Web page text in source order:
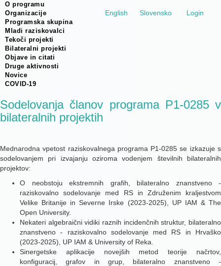
Login
English Slovensko
O programu
Organizacije
Programska skupina
Mladi raziskovalci
Tekoči projekti
Bilateralni projekti
Objave in citati
Druge aktivnosti
Novice
COVID-19
Sodelovanja članov programa P1-0285 v
bilateralnih projektih
Mednarodna vpetost raziskovalnega programa P1-0285 se izkazuje s
sodelovanjem pri izvajanju oziroma vodenjem številnih bilateralnih
projektov:
O neobstoju ekstremnih grafih, bilateralno znanstveno -
raziskovalno sodelovanje med RS in Združenim kraljestvom
Velike Britanije in Severne Irske (2023-2025), UP IAM & The
Open University.
Nekateri algebraični vidiki raznih incidenčnih struktur, bilateralno
znanstveno - raziskovalno sodelovanje med RS in Hrvaško
(2023-2025), UP IAM & University of Reka.
Sinergetske aplikacije novejših metod teorije načrtov,
konfiguracij, grafov in grup, bilateralno znanstveno -